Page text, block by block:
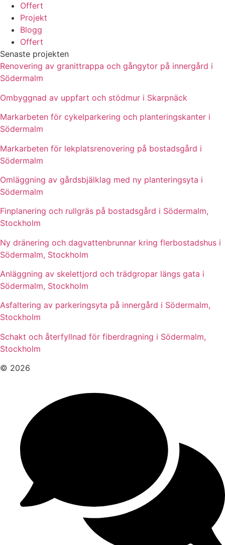
Offert
Projekt
Blogg
Offert
Senaste projekten
Renovering av granittrappa och gångytor på innergård i
Södermalm
Ombyggnad av uppfart och stödmur i Skarpnäck
Markarbeten för cykelparkering och planteringskanter i
Södermalm
Markarbeten för lekplatsrenovering på bostadsgård i
Södermalm
Omläggning av gårdsbjälklag med ny planteringsyta i
Södermalm
Finplanering och rullgräs på bostadsgård i Södermalm,
Stockholm
Ny dränering och dagvattenbrunnar kring flerbostadshus i
Södermalm, Stockholm
Anläggning av skelettjord och trädgropar längs gata i
Södermalm, Stockholm
Asfaltering av parkeringsyta på innergård i Södermalm,
Stockholm
Schakt och återfyllnad för fiberdragning i Södermalm,
Stockholm
© 2026